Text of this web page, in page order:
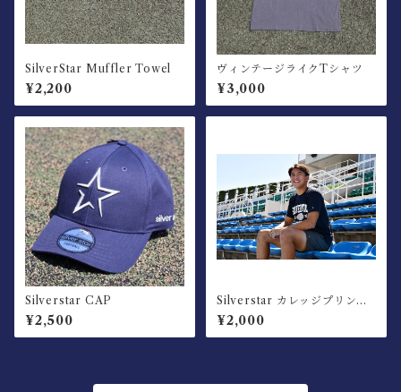
SilverStar Muffler Towel
¥2,200
ヴィンテージライクTシャツ
¥3,000
Silverstar CAP
¥2,500
Silverstar カレッジプリント
Tシャツ
¥2,000